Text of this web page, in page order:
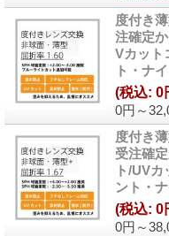
度付き
注確定
Vカット
ト・ナ
0円～
(税込: 0
度付き
受注確
ト/UV
ント・
0円～
(税込: 0